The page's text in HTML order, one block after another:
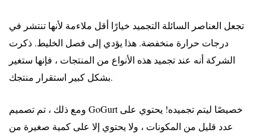
تجعل العناصر السائلة التجميد خيارًا أقل ملاءمة لأنها تنتشر في
درجات حرارة منخفضة. هذا يؤدي إلى فصل الخليط. ذكرت
الشركة أنه عند تجميد هذه الأنواع من المنتجات ، فإنها ستغير
بشكل كبير استقرار منتجك.
ومع ذلك ، تم تصميم GoGurt خصيصًا ليتم تجميده! يحتوي على
عدد قليل من المكونات ، ولا يحتوي إلا على كمية صغيرة من